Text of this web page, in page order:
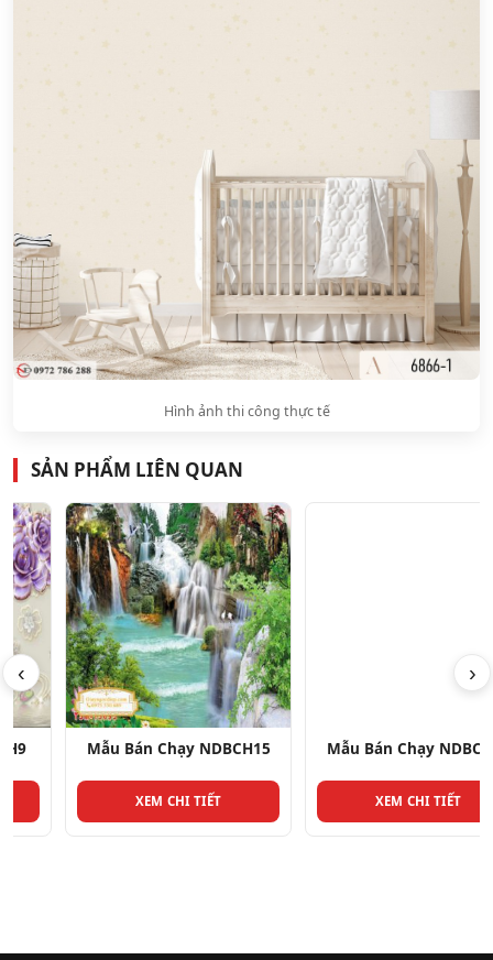
Hình ảnh thi công thực tế
SẢN PHẨM LIÊN QUAN
‹
Mẫu Bán Chạy NDBCH15
XEM CHI TIẾT
Mẫu Bán Chạy NDBCH16
XEM CHI TIẾT
›